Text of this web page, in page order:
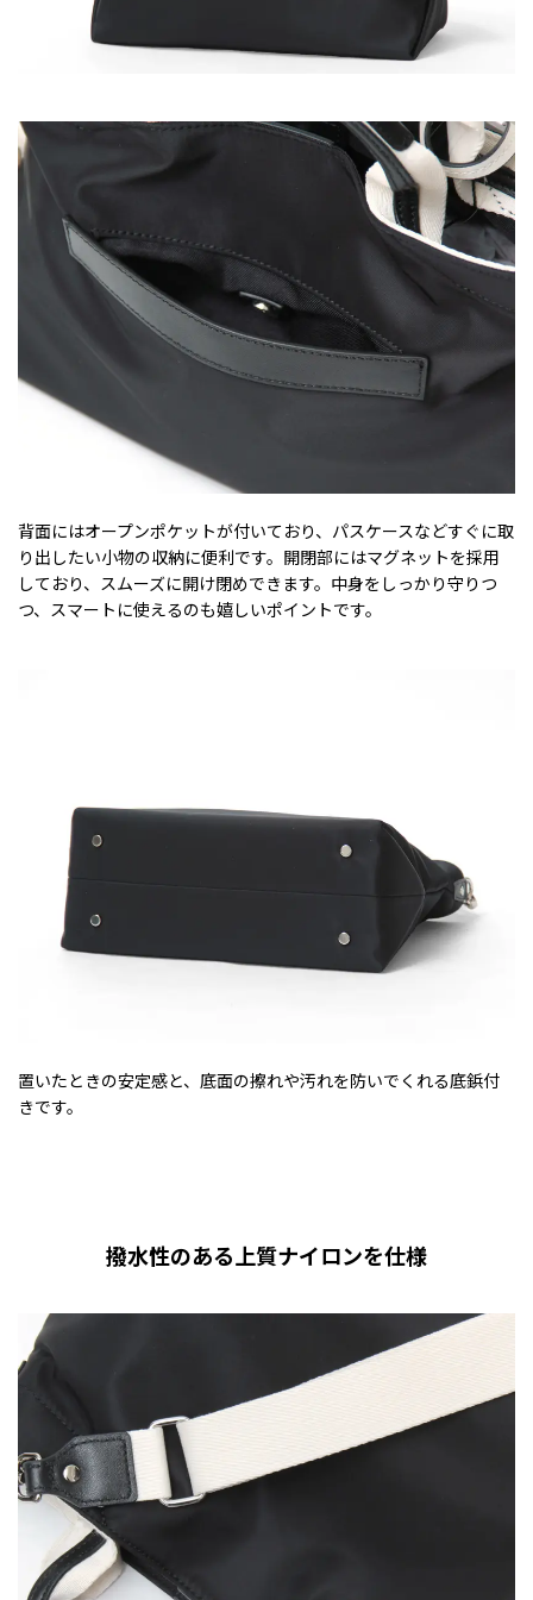
背面にはオープンポケットが付いており、パスケースなどすぐに取
り出したい小物の収納に便利です。開閉部にはマグネットを採用
しており、スムーズに開け閉めできます。中身をしっかり守りつ
つ、スマートに使えるのも嬉しいポイントです。
置いたときの安定感と、底面の擦れや汚れを防いでくれる底鋲付
きです。
撥水性のある上質ナイロンを仕様